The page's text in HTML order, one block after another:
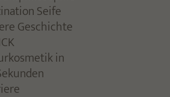
Seife
Geschichte
in